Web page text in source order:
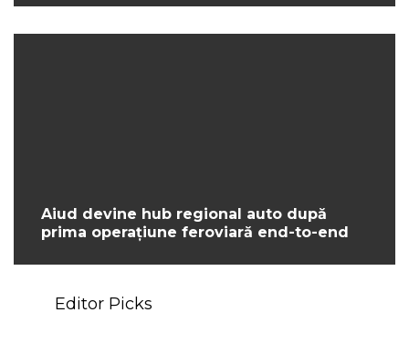
Aiud devine hub regional auto după
prima operațiune feroviară end-to-end
Editor Picks